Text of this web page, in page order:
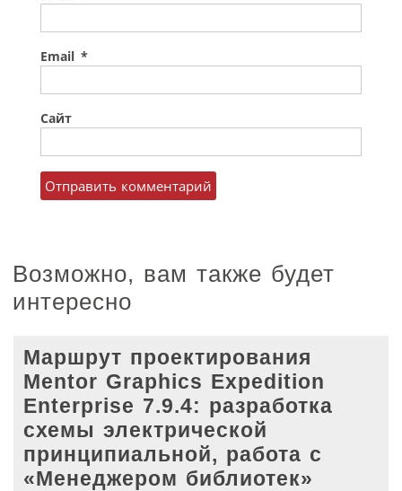
Email *
Сайт
Возможно, вам также будет
интересно
Маршрут проектирования
Mentor Graphics Expedition
Enterprise 7.9.4: разработка
схемы электрической
принципиальной, работа с
«Менеджером библиотек»